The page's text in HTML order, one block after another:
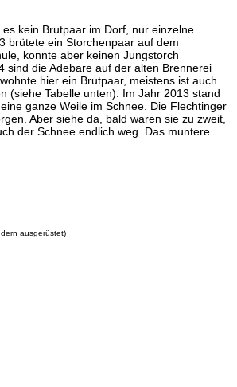
kein Brutpaar im Dorf, nur einzelne
brütete ein Storchenpaar auf dem
konnte aber keinen Jungstorch
sind die Adebare auf der alten Brennerei
hier ein Brutpaar, meistens ist auch
(siehe Tabelle unten). Im Jahr 2013 stand
ganze Weile im Schnee. Die Flechtinger
Aber siehe da, bald waren sie zu zweit,
der Schnee endlich weg. Das muntere
ausgerüstet)